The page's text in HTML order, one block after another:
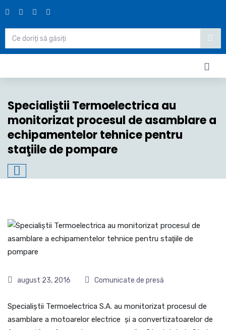
Specialiştii Termoelectrica au
monitorizat procesul de asamblare a
echipamentelor tehnice pentru
staţiile de pompare
august 23, 2016 Comunicate de presă
Specialiştii Termoelectrica S.A. au monitorizat procesul de
asamblare a motoarelor electrice și a convertizatoarelor de